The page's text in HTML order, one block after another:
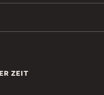
ZEIT